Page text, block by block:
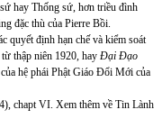
hay Thống sứ, hơn triều đình
đặc thù của Pierre Bồi.
quyết định hạn chế và kiểm soát
thập niên 1920, hay Đại Đạo
hệ phái Phật Giáo Đổi Mới của
chapt VI. Xem thêm về Tin Lành